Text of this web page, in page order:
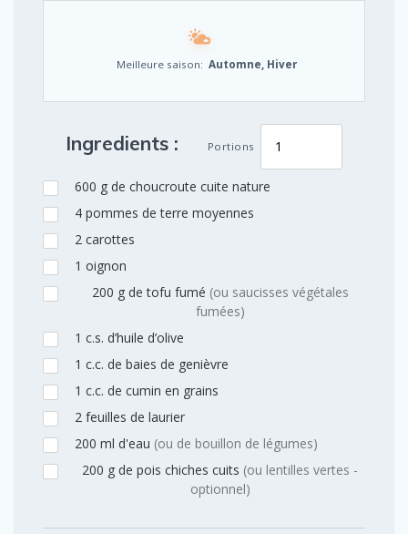
Meilleure saison: Automne, Hiver
Ingredients : Portions
600 g de choucroute cuite nature
4 pommes de terre moyennes
2 carottes
1 oignon
200 gde tofu fumé (ou saucisses végétales
fumées)
1 c.s. d’huile d’olive
1 c.c. de baies de genièvre
1 c.c. de cumin en grains
2 feuilles de laurier
200 ml d'eau (ou de bouillon de légumes)
200 g de pois chiches cuits (ou lentilles vertes -
optionnel)